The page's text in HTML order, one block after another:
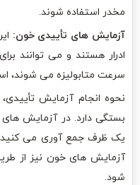
مخدر استفاده شوند.
آزمایش های تأییدی خون:
ادرار هستند و می توانند
سرعت متابولیزه می شوند،
نحوه انجام آزمایش
بستگی دارد. در آزمایش های
یک ظرف جمع آوری می کنید
آزمایش های خون نیز از
شود.